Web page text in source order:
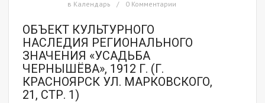
в Календарь 0 Комментарии
ОБЪЕКТ КУЛЬТУРНОГО
НАСЛЕДИЯ РЕГИОНАЛЬНОГО
ЗНАЧЕНИЯ «УСАДЬБА
ЧЕРНЫШЁВА», 1912 Г. (Г.
КРАСНОЯРСК УЛ. МАРКОВСКОГО,
21, СТР. 1)